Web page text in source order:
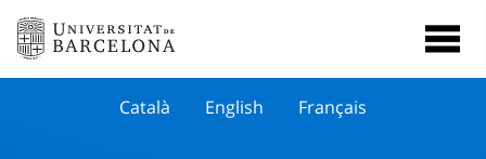
Català English Français